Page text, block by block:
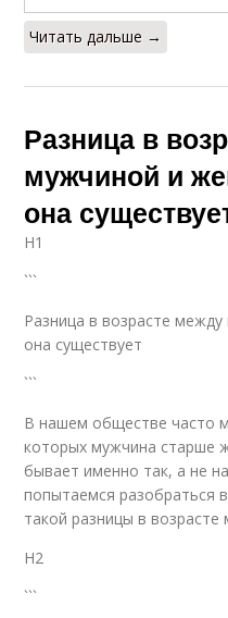
Читать дальше →
Разница в
мужчиной и
она
H1
```
Разница в возрасте
она существует
```
В нашем обществе часто
которых мужчина старше
бывает именно так, а не
попытаемся разобраться
такой разницы в
H2
```